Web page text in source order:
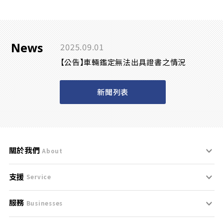
News 2025.09.01
【公告】車輛鑑定無法出具證書之情況
新聞列表
關於我們 About
刊登規範
服務條款
支援 Service
支援中心
服務 Businesses